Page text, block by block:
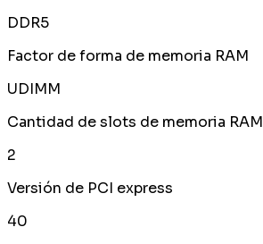
DDR5
Factor de forma de memoria RAM
UDIMM
Cantidad de slots de memoria RAM
2
Versión de PCI express
40